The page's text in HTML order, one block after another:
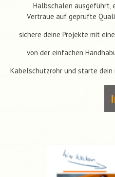
Halbschalen ausgeführt,
Vertraue auf geprüfte
sichere deine Projekte mit
von der einfachen
Kabelschutzrohr und starte